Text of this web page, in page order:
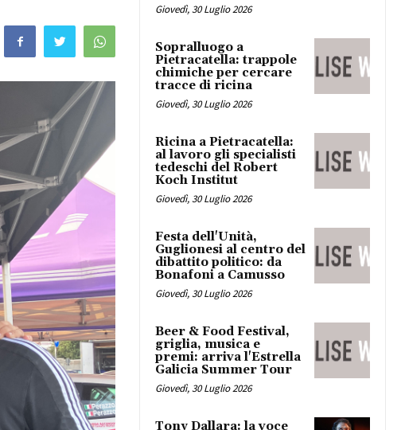
Giovedì, 30 Luglio 2026
Sopralluogo a
Pietracatella: trappole
chimiche per cercare
tracce di ricina
Giovedì, 30 Luglio 2026
Ricina a Pietracatella:
al lavoro gli specialisti
tedeschi del Robert
Koch Institut
Giovedì, 30 Luglio 2026
Festa dell'Unità,
Guglionesi al centro del
dibattito politico: da
Bonafoni a Camusso
Giovedì, 30 Luglio 2026
Beer & Food Festival,
griglia, musica e
premi: arriva l'Estrella
Galicia Summer Tour
Giovedì, 30 Luglio 2026
Tony Dallara: la voce